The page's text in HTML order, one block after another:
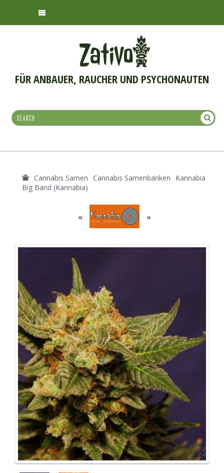
FÜR ANBAUER, RAUCHER UND PSYCHONAUTEN
Cannabis Samen Cannabis Samenbanken
Kannabia
Big Band (Kannabia)
« »